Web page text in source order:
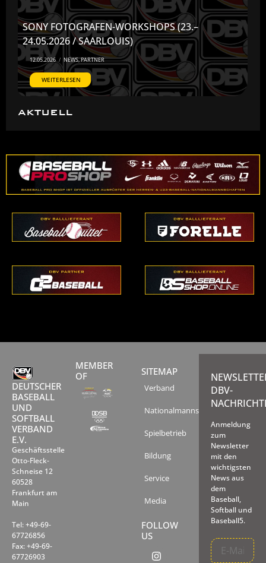
AKTUELL
SONY FOTOGRAFEN-WORKSHOPS (23.–
24.05.2026 / SAARLOUIS)
12.05.2026 / NEWS,PARTNER
WEITERLESEN
DEUTSCHER
BASEBALL
UND
SOFTBALL
VERBAND
E.V.
Geschäftsstelle
Otto-Fleck-
Schneise 12
60528
Frankfurt am
Main
Tel: +49-69-
67726856
Fax: +49-69-
67726903
MEMBER
OF
SITEMAP
Verband
Nationalmannschaften
Spielbetrieb
Bildung
Service
Media
FOLLOW
US
DBV-
Anmeldung
zum
Newsletter
mit den
wichtigsten
News aus
dem
Baseball,
Softball und
Baseball5.